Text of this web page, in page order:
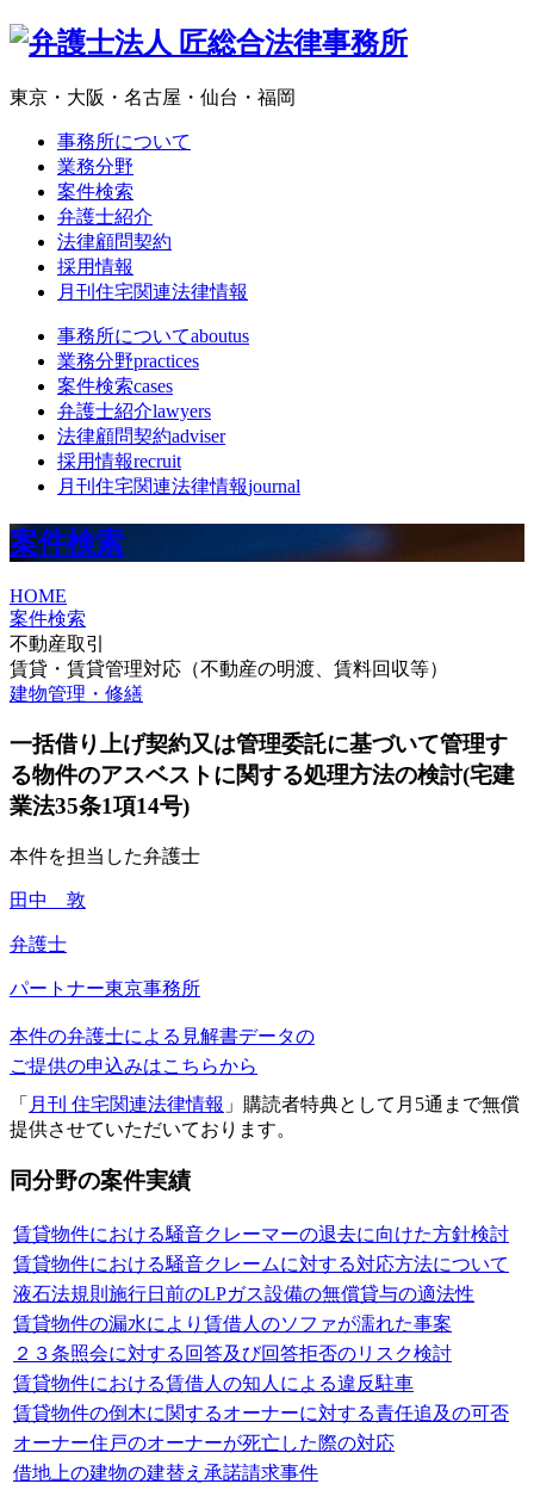
東京・大阪・名古屋・仙台・福岡
事務所について
業務分野
案件検索
弁護士紹介
法律顧問契約
採用情報
月刊住宅関連法律情報
事務所についてaboutus
業務分野practices
案件検索cases
弁護士紹介lawyers
法律顧問契約adviser
採用情報recruit
月刊住宅関連法律情報journal
案件検索
HOME
案件検索
不動産取引
賃貸・賃貸管理対応（不動産の明渡、賃料回収等）
建物管理・修繕
一括借り上げ契約又は管理委託に基づいて管理す
る物件のアスベストに関する処理方法の検討(宅建
業法35条1項14号)
本件を担当した弁護士
田中 敦
弁護士
パートナー東京事務所
本件の弁護士による見解書データの
ご提供の申込みはこちらから
「 月刊 住宅関連法律情報 」購読者特典として月5通まで無償
提供させていただいております。
同分野の案件実績
賃貸物件における騒音クレーマーの退去に向けた方針検討
賃貸物件における騒音クレームに対する対応方法について
液石法規則施行日前のLPガス設備の無償貸与の適法性
賃貸物件の漏水により賃借人のソファが濡れた事案
２３条照会に対する回答及び回答拒否のリスク検討
賃貸物件における賃借人の知人による違反駐車
賃貸物件の倒木に関するオーナーに対する責任追及の可否
オーナー住戸のオーナーが死亡した際の対応
借地上の建物の建替え承諾請求事件